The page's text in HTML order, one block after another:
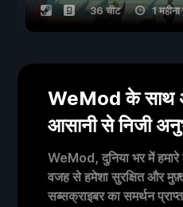
36 चीट 1
WeMod के साथ
आसानी से निजी
WeMod, दुनिया भर में
वजह से हमेशा सुरक्षित और
सब्सक्राइबर का समर्थन प्राप्त